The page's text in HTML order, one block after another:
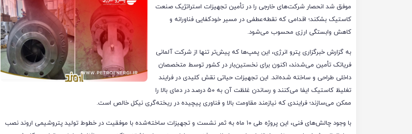
موفق شد انحصار شرکت‌های خارجی را در تأمین تجهیزات استراتژیک صنعت
کاستیک بشکند؛ اقدامی که نقطه‌عطفی در مسیر خودکفایی فناورانه و
کاهش وابستگی ارزی محسوب می‌شود.
به گزارش خبرگزاری پترو انرژی، این پمپ‌ها که پیش‌تر تنها از شرکت آلمانی
فریاتک تأمین می‌شدند، اکنون برای نخستین‌بار در کشور توسط متخصصان
داخلی طراحی و ساخته شده‌اند. این تجهیزات حیاتی نقش کلیدی در فرایند
تغلیظ کاستیک ایفا می‌کنند و رساندن غلظت آن به ۵۰ درصد در دمای بالا را
ممکن می‌سازند؛ فرایندی که نیازمند مقاومت بالا و فناوری پیچیده در ریخته‌گری نیکل خالص است.
با وجود چالش‌های فنی، این پروژه طی ۱۰ ماه به ثمر نشست و تجهیزات ساخته‌شده با موفقیت در خطوط تولید پتروشیمی اروند نصب